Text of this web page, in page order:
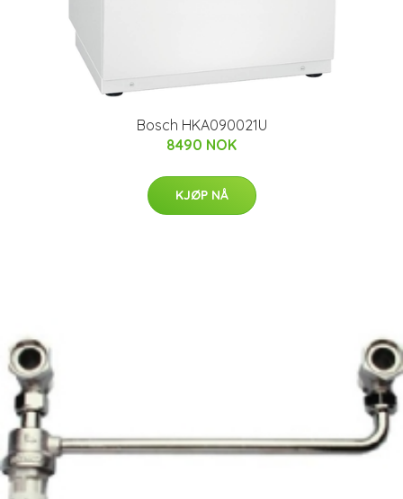
Bosch HKA090021U
8490 NOK
KJØP NÅ